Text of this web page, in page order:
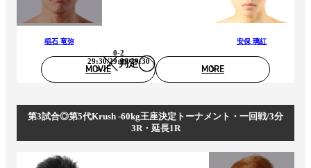
稲石 竜弥
判定
0-2
29:30/29:29/29:30
安保 璃紅
MOVIE MORE
第3試合◎第5代Krush -60kg王座決定トーナメント・一回戦/3分
3R・延長1R